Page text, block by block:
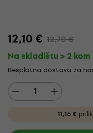
12,10 € 12,70 €
Na skladištu > 2 kom
Besplatna dostava za
11,16 €